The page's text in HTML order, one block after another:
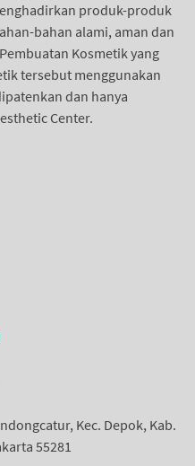
produk-produk
bahan alami, aman dan
Kosmetik yang
tersebut menggunakan
dan hanya
Center.
Kec. Depok, Kab.
55281